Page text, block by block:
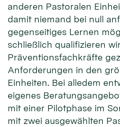
anderen Pastoralen
damit niemand bei null
gegenseitiges Lernen
schließlich qualifizieren
Präventionsfachkräfte
Anforderungen in den
Einheiten. Bei alledem
eigenes
mit einer Pilotphase im
mit zwei ausgewählten